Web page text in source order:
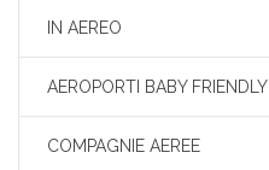
IN AEREO
AEROPORTI BABY FRIENDLY
COMPAGNIE AEREE